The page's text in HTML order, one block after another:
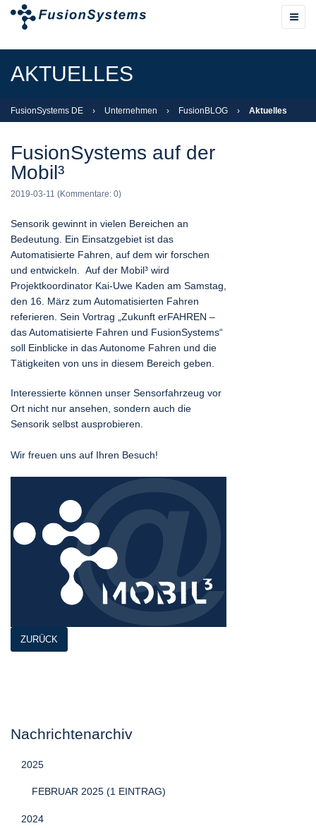
AKTUELLES
FusionSystems DE › Unternehmen › FusionBLOG › Aktuelles
FusionSystems auf der
Mobil³
2019-03-11 (Kommentare: 0)
Sensorik gewinnt in vielen Bereichen an
Bedeutung. Ein Einsatzgebiet ist das
Automatisierte Fahren, auf dem wir forschen
und entwickeln. Auf der Mobil³ wird
Projektkoordinator Kai-Uwe Kaden am Samstag,
den 16. März zum Automatisierten Fahren
referieren. Sein Vortrag „Zukunft erFAHREN –
das Automatisierte Fahren und FusionSystems“
soll Einblicke in das Autonome Fahren und die
Tätigkeiten von uns in diesem Bereich geben.
Interessierte können unser Sensorfahrzeug vor
Ort nicht nur ansehen, sondern auch die
Sensorik selbst ausprobieren.
Wir freuen uns auf Ihren Besuch!
ZURÜCK
Nachrichtenarchiv
2025
FEBRUAR 2025 (1 EINTRAG)
2024